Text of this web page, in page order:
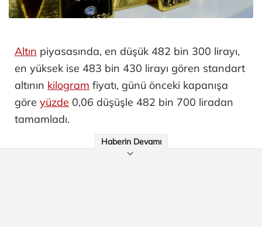
Altın piyasasında, en düşük 482 bin 300 lirayı,
en yüksek ise 483 bin 430 lirayı gören standart
altının kilogram fiyatı, günü önceki kapanışa
göre yüzde 0,06 düşüşle 482 bin 700 liradan
tamamladı.
Haberin Devamı